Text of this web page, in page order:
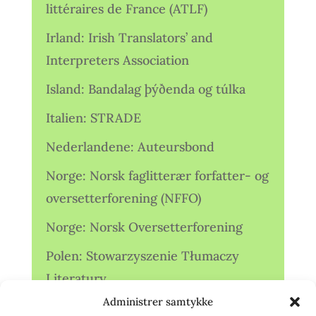
Administrer samtykke
littéraires de France (ATLF)
Irland: Irish Translators’ and
Interpreters Association
Island: Bandalag þýðenda og túlka
Italien: STRADE
Nederlandene: Auteursbond
Norge: Norsk faglitterær forfatter- og
oversetterforening (NFFO)
Norge: Norsk Oversetterforening
Polen: Stowarzyszenie Tłumaczy
Literatury
Storbritannien: Translators